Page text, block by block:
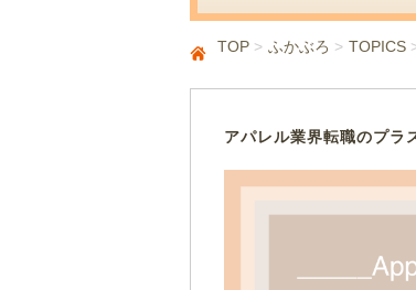
TOP ふかぶろ TOPICS
アパレル業界転職のプラ